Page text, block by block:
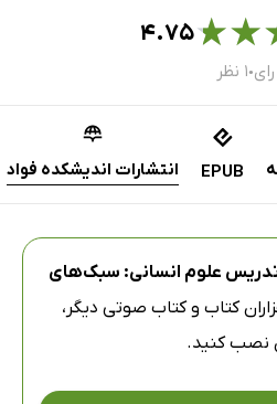
★
★۴.۷۵
● ۱ نظر
EPUB انتشارات اندیشکده فواد
علوم انسانی: سبک‌های
کتاب و کتاب صوتی دیگر،
نصب کنید.